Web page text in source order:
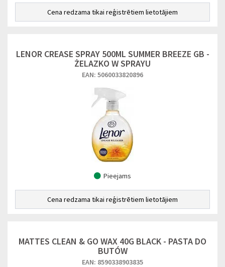
Cena redzama tikai reģistrētiem lietotājiem
LENOR CREASE SPRAY 500ML SUMMER BREEZE GB -
ŻELAZKO W SPRAYU
EAN: 5060033820896
Pieejams
Cena redzama tikai reģistrētiem lietotājiem
MATTES CLEAN & GO WAX 40G BLACK - PASTA DO
BUTÓW
EAN: 8590338903835